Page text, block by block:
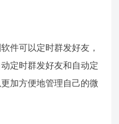
件可以定时群发好友，
定时群发好友和自动定
加方便地管理自己的微